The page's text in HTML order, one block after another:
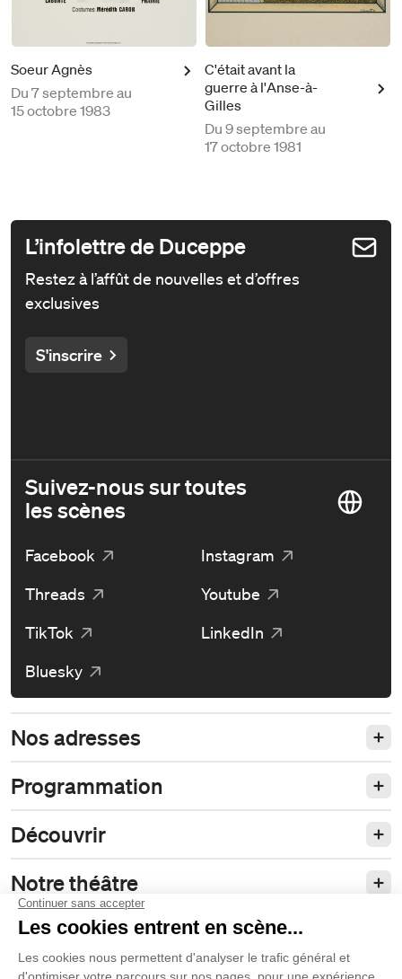
Soeur Agnès
Du 7 septembre au
15 octobre 1983
C'était avant la
guerre à l'Anse-à-
Gilles
Du 9 septembre au
17 octobre 1981
L’infolettre de Duceppe
Restez à l’affût de nouvelles et d’offres
exclusives
S'inscrire
Suivez-nous sur toutes
les scènes
Facebook
Instagram
Threads
Youtube
TikTok
LinkedIn
Bluesky
Nos adresses
Programmation
Découvrir
Notre théâtre
Philanthropie et partenariats